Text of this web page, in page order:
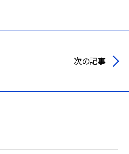
次の記事